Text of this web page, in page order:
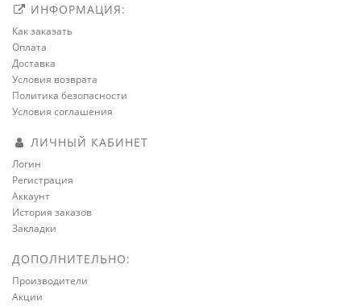
ИНФОРМАЦИЯ:
Как заказать
Оплата
Доставка
Условия возврата
Политика безопасности
Условия соглашения
ЛИЧНЫЙ КАБИНЕТ
Логин
Регистрация
Аккаунт
История заказов
Закладки
ДОПОЛНИТЕЛЬНО:
Производители
Акции